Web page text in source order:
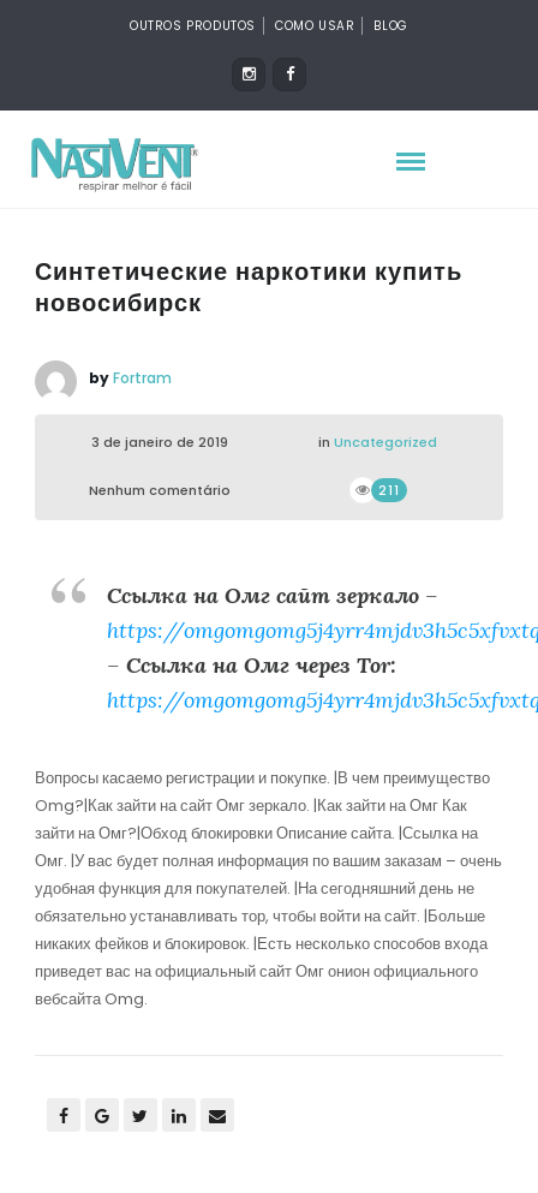
OUTROS PRODUTOS COMO USAR BLOG
Синтетические наркотики купить
новосибирск
byFortram
3 de janeiro de 2019 in Uncategorized
Nenhum comentário 211
Ссылка на Омг сайт зеркало–
https://
– Ссылка на Омг через Tor:
https://
Вопросы касаемо регистрации и покупке. |В чем преимущество
Omg?|Как зайти на сайт Омг зеркало. |Как зайти на Омг Как
зайти на Омг?|Обход блокировки Описание сайта. |Ссылка на
Омг. |У вас будет полная информация по вашим заказам – очень
удобная функция для покупателей. |На сегодняшний день не
обязательно устанавливать тор, чтобы войти на сайт. |Больше
никаких фейков и блокировок. |Есть несколько способов входа
приведет вас на официальный сайт Омг онион официального
вебсайта Omg.